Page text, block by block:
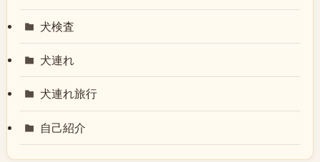
犬検査
犬連れ
犬連れ旅行
自己紹介